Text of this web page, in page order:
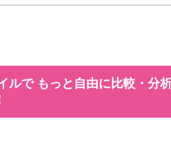
ルで もっと自由に比較・分